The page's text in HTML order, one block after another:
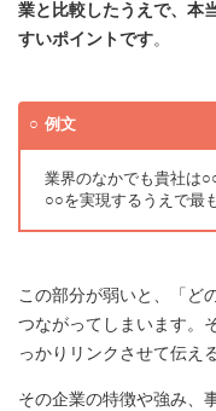
業と比較したうえで、本
すいポイントです。
例文
業界のなかでも貴社は
○○を実現するうえで最
この部分が弱いと、「ど
つながってしまいます。
っかりリンクさせて伝え
その企業の特徴や強み、